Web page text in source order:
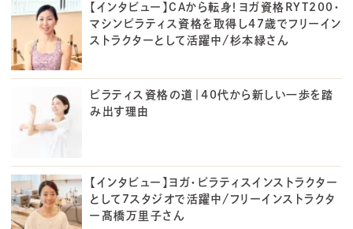
【インタビュー】CAから転身！ヨガ資格RYT200・
マシンピラティス資格を取得し47歳でフリーイン
ストラクターとして活躍中/杉本緑さん
ピラティス資格の道｜40代から新しい一歩を踏
み出す理由
【インタビュー】ヨガ・ピラティスインストラクター
として7スタジオで活躍中/フリーインストラクタ
ー髙橋万里子さん